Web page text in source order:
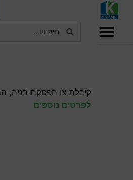
לתוכן
קיבלת צו הפסקת בניה,
לפרטים נוספים